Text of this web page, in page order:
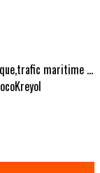
maritime ...